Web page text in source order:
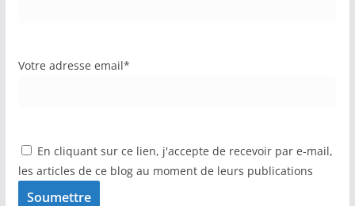
Votre adresse email*
En cliquant sur ce lien, j'accepte de recevoir par e-mail,
les articles de ce blog au moment de leurs publications